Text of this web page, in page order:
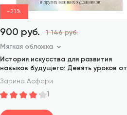
-21%
900 руб. 1 146 руб.
Мягкая обложка
История искусства для развития
навыков будущего: Девять уроков от
Рафаэля, Пикассо, Врубеля и других
великих художников
Зарина Асфари
1